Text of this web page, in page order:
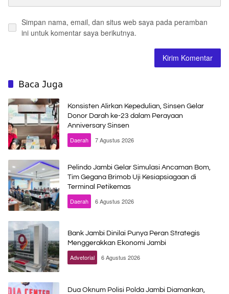
Simpan nama, email, dan situs web saya pada peramban
ini untuk komentar saya berikutnya.
Baca Juga
Konsisten Alirkan Kepedulian, Sinsen Gelar
Donor Darah ke-23 dalam Perayaan
Anniversary Sinsen
Daerah 7 Agustus 2026
Pelindo Jambi Gelar Simulasi Ancaman Bom,
Tim Gegana Brimob Uji Kesiapsiagaan di
Terminal Petikemas
Daerah 6 Agustus 2026
Bank Jambi Dinilai Punya Peran Strategis
Menggerakkan Ekonomi Jambi
Advetorial 6 Agustus 2026
Dua Oknum Polisi Polda Jambi Diamankan,